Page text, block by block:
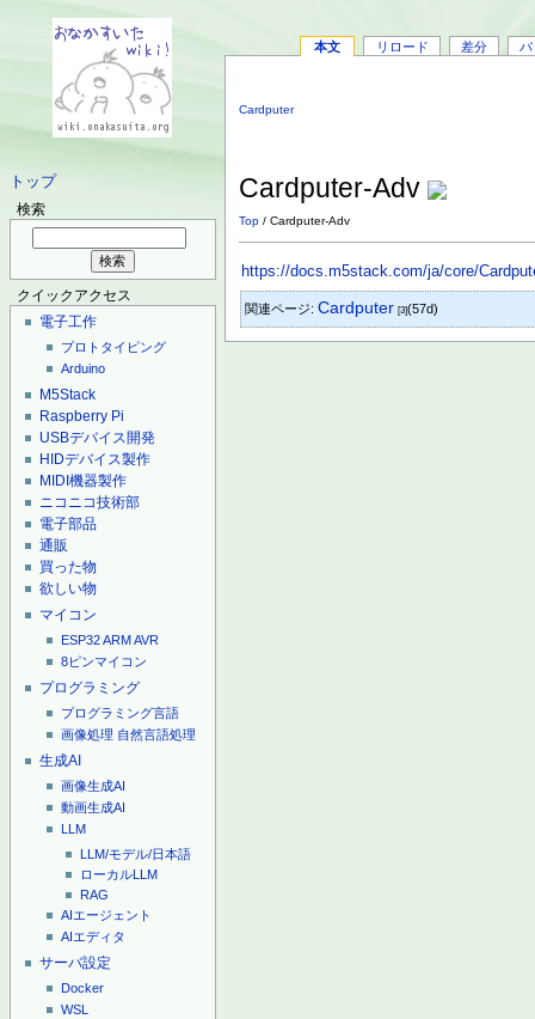
トップ
検索
クイックアクセス
電子工作
プロトタイピング
Arduino
M5Stack
Raspberry Pi
USBデバイス開発
HIDデバイス製作
MIDI機器製作
ニコニコ技術部
電子部品
通販
買った物
欲しい物
マイコン
ESP32ARMAVR
8ピンマイコン
プログラミング
プログラミング言語
画像処理 自然言語処理
生成AI
画像生成AI
動画生成AI
LLM
LLM/モデル/日本語
ローカルLLM
RAG
AIエージェント
AIエディタ
サーバ設定
Docker
WSL
本文 リロード 差分 バ
Cardputer
Cardputer-Adv
Top / Cardputer-Adv
https://docs.m5stack.com/ja/core/
関連ページ:Cardputer [3](57d)